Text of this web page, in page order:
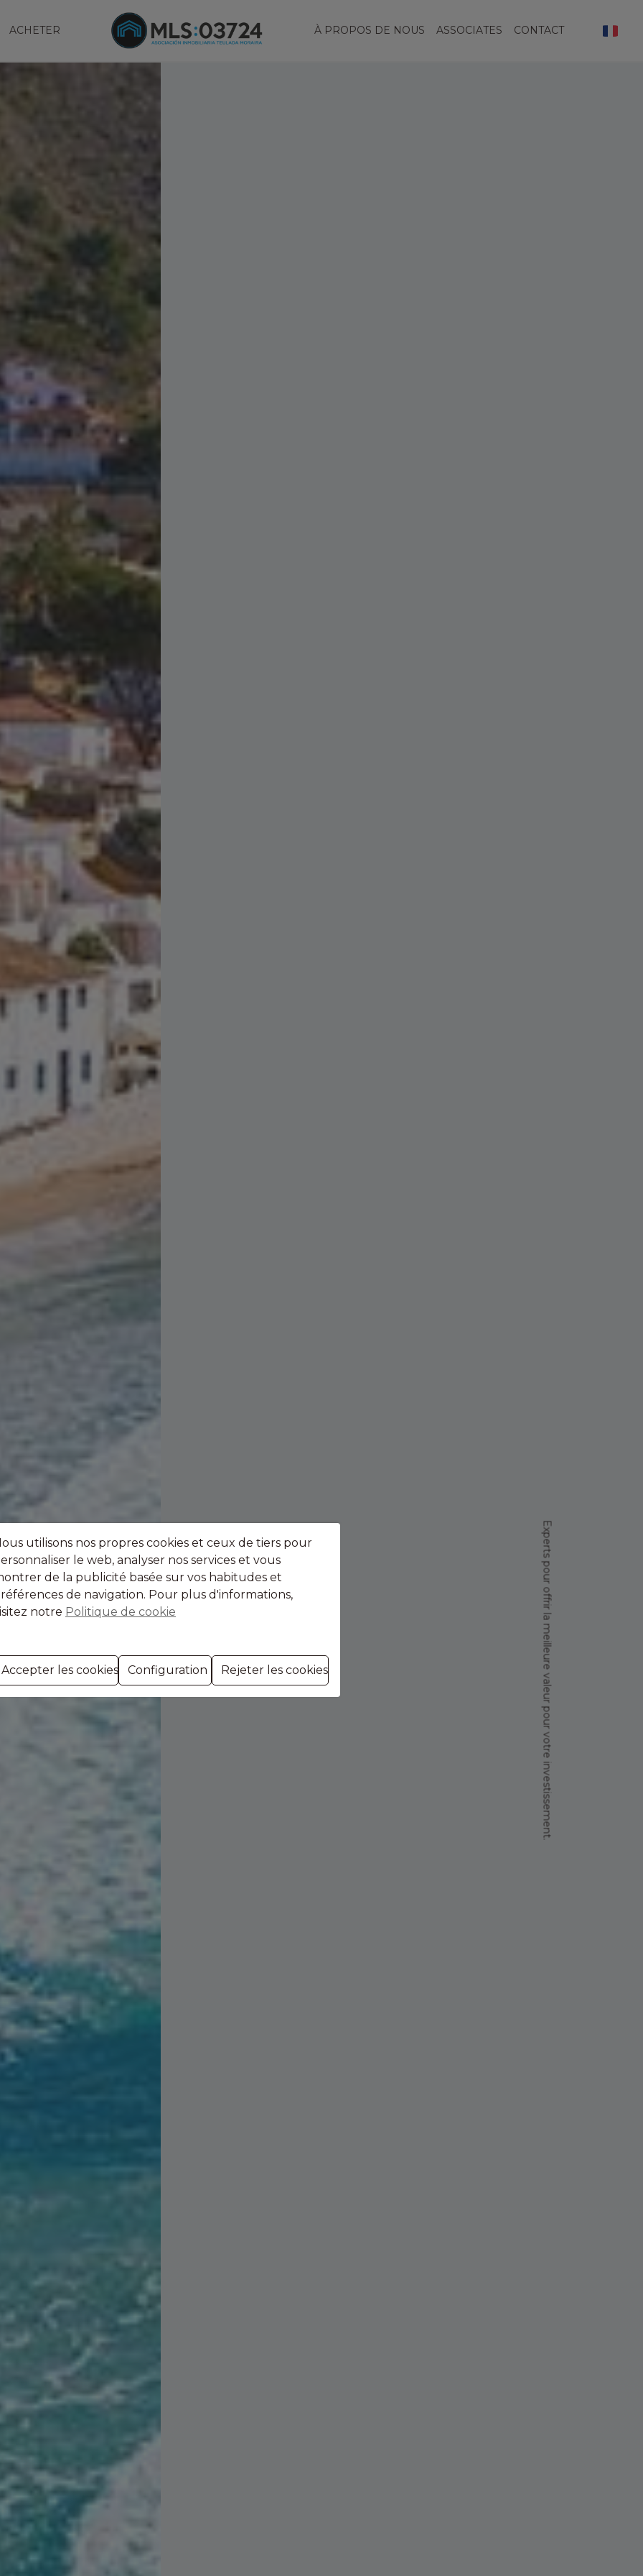
ACHETER À PROPOS DE NOUS ASSOCIATES CONTACT
Experts pour offrir la meilleure valeur pour votre investissement.
utilisons nos propres cookies et ceux de tiers pour
le web, analyser nos services et vous
de la publicité basée sur vos habitudes et
de navigation. Pour plus d'informations,
notre Politique de cookie
Accepter les cookies Configuration Rejeter les cookies